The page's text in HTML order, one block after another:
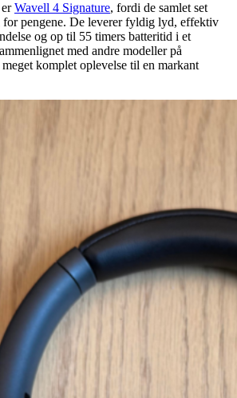
Wavell 4 Signature, fordi de samlet set
pengene. De leverer fyldig lyd, effektiv
og op til 55 timers batteritid i et
med andre modeller på
komplet oplevelse til en markant